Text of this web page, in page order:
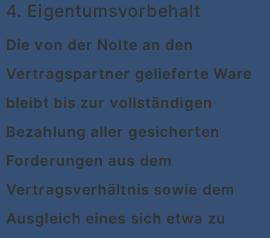
4. Eigentumsvorbehalt
Die von der Nolte an den
Vertragspartner gelieferte Ware
bleibt bis zur vollständigen
Bezahlung aller gesicherten
Forderungen aus dem
Vertragsverhältnis sowie dem
Ausgleich eines sich etwa zu